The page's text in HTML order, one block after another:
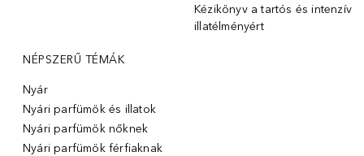
Kézikönyv a tartós és intenzív
illatélményért
NÉPSZERŰ TÉMÁK
Nyár
Nyári parfümök és illatok
Nyári parfümök nőknek
Nyári parfümök férfiaknak